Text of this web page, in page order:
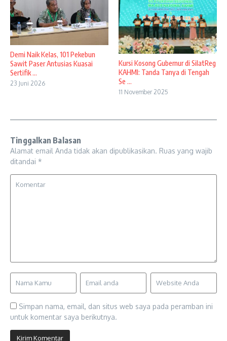
Demi Naik Kelas, 101 Pekebun
Sawit Paser Antusias Kuasai
Sertifik ...
23 Juni 2026
Kursi Kosong Gubernur di SilatReg
KAHMI: Tanda Tanya di Tengah
Se ...
11 November 2025
Tinggalkan Balasan
Alamat email Anda tidak akan dipublikasikan. Ruas yang wajib
ditandai *
Simpan nama, email, dan situs web saya pada peramban ini
untuk komentar saya berikutnya.